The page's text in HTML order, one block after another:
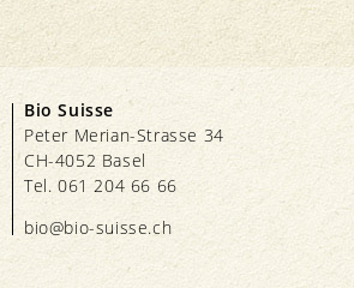
Bio Suisse
Peter Merian-Strasse 34
CH-4052 Basel
Tel. 061 204 66 66
bio@bio-suisse.ch